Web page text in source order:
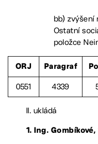
bb)
Ostatní
položce
ORJ Paragraf
0551 4339
II. ukládá
1. Ing.